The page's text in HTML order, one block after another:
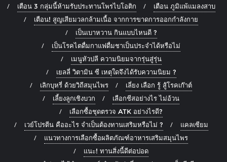
เตือน 3 กลุ่มนี้ห้ามรับประทานโพรไบโอติก
เตือน ภูมิแพ้แมลงสาบ
เตือน! สูญเสียมวลกล้ามเนื้อ จากการขาดการออกกำลังกาย
เป็นเบาหวาน กินแบบไหนดี ?
เป็นโรคไตดื่มกาแฟดื่มชาเป็นประจำได้หรือไม่
เมนูหัวปลี ความนิยมจากรุ่นสู่รุ่น
เยลลี่ วิตามิน ซี เหตุใดจึงได้รับความนิยม ?
เลิกบุหรี่ ด้วยวิถีสมุนไพร
เลี่ยง เลือก รู้ สู้โรคเก๊าต์
เลี้ยงลูกเชิงบวก
เลือกชีสอย่างไร ไม่อ้วน
เลือกซื้อชุดตรวจ ATK อย่างไรดี?
เวย์โปรตีน คืออะไร จำเป็นต้องทานเสริมหรือไม่ ?
แคลเซียม
แนวทางการเลือกซื้อผลิตภัณฑ์อาหารเสริมสมุนไพร
แนะ! ทานสิ่งนี้ดีต่อปอด